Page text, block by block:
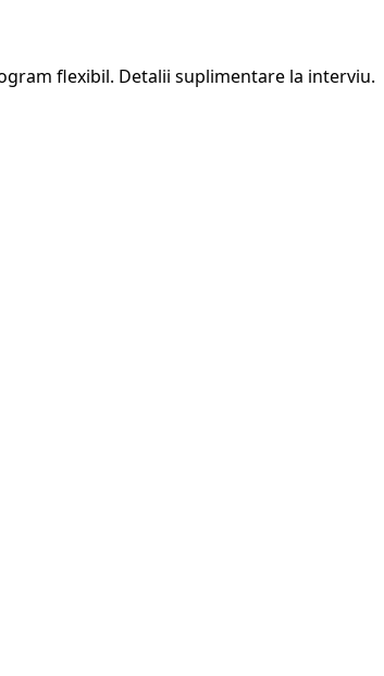
flexibil. Detalii suplimentare la interviu.